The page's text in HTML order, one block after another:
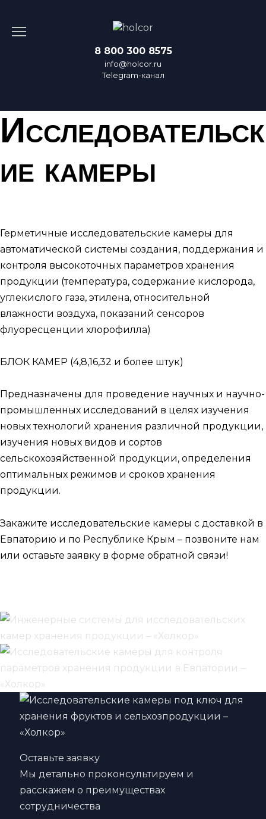
содержанию
8 800 300 8575
info@holcor.ru
Telegram-канал
Исследовательск
ие камеры
Герметичные исследовательские камеры для
автоматической системы создания, поддержания и
контроля высокоточных параметров хранения
продукции (температура, содержание кислорода,
углекислого газа, этилена, относительной
влажности воздуха, показаний сенсоров
флуоресценции хлорофилла)
БЛОК КАМЕР (4,8,16,32 и более штук)
Предназначены для проведение научных и научно-
промышленных исследований в целях изучения
новых технологий хранения различной продукции,
изучения новых видов и сортов
сельскохозяйственной продукции, определения
оптимальных режимов и сроков хранения
продукции.
Закажите исследовательские камеры с доставкой в
Евпаторию и по Республике Крым – позвоните нам
или оставьте заявку в форме обратной связи!
Оставьте заявку
Мы детально проконсультируем и
расскажем о преимуществах
сотрудничества